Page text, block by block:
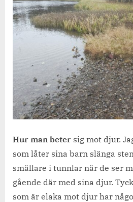
Hur man beter sig mot djur.
som låter sina barn slänga
smällare i tunnlar när de ser
gående där med sina djur.
som är elaka mot djur har